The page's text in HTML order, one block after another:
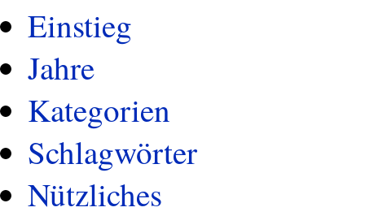
Einstieg
Jahre
Kategorien
Schlagwörter
Nützliches